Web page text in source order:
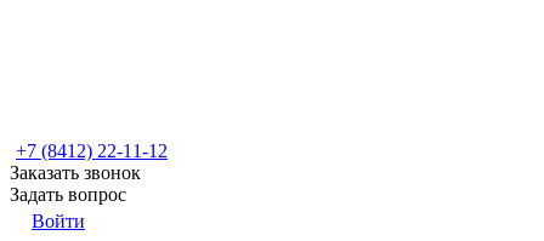
+7 (8412) 22-11-12
Заказать звонок
Задать вопрос
Войти